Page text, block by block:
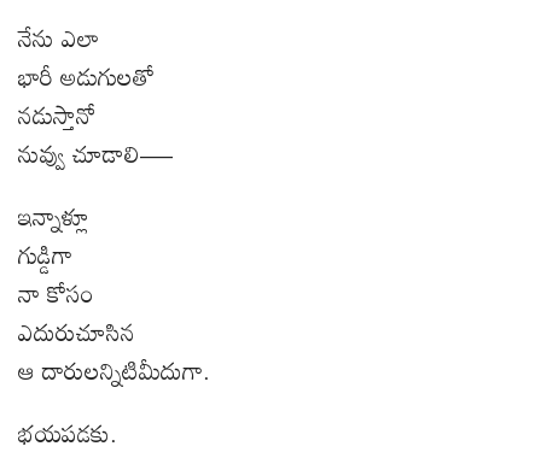
నేను ఎలా
భారీ అడుగులతో
నడుస్తానో
నువ్వు చూడాలి—
ఇన్నాళ్లూ
గుడ్డిగా
నా కోసం
ఎదురుచూసిన
ఆ దారులన్నిటిమీదుగా.
భయపడకు.